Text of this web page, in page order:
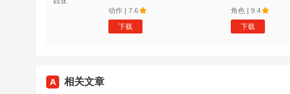
动作 | 7.6
下载
角色 | 9.4
下载
A 相关文章